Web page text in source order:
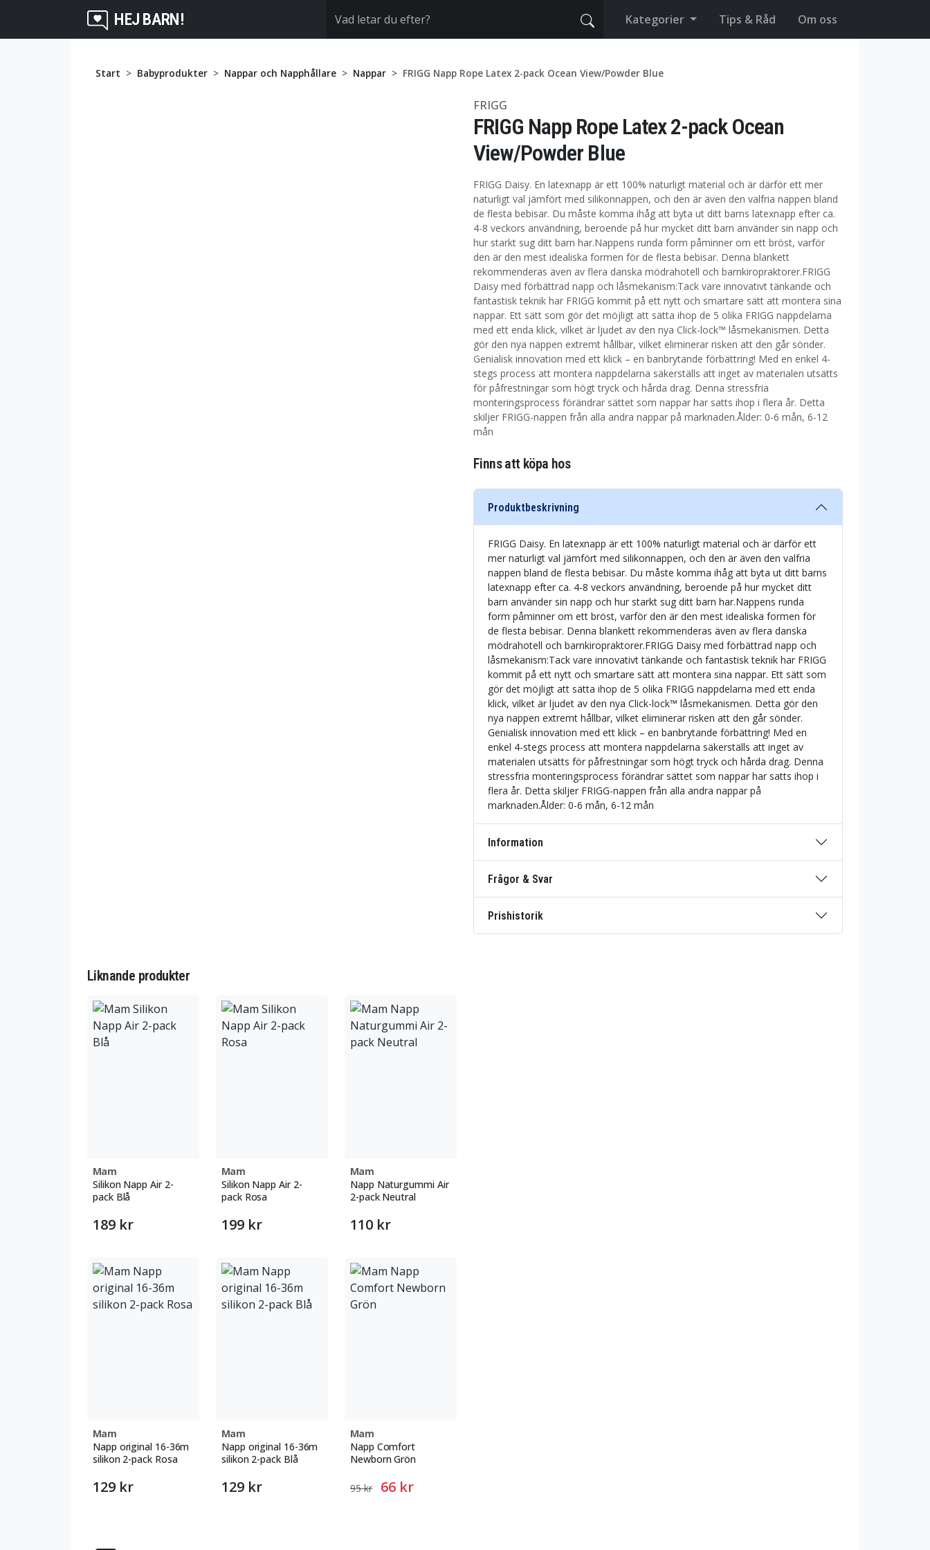
HEJ BARN! Kategorier Tips & Råd Om oss
Start Babyprodukter Nappar och Napphållare Nappar FRIGG Napp Rope Latex 2-pack Ocean View/Powder Blue
FRIGG
FRIGG Napp Rope Latex 2-pack Ocean
View/Powder Blue
FRIGG Daisy. En latexnapp är ett 100% naturligt material och är därför ett mer
naturligt val jämfört med silikonnappen, och den är även den valfria nappen bland
de flesta bebisar. Du måste komma ihåg att byta ut ditt barns latexnapp efter ca.
4-8 veckors användning, beroende på hur mycket ditt barn använder sin napp och
hur starkt sug ditt barn har.Nappens runda form påminner om ett bröst, varför
den är den mest idealiska formen för de flesta bebisar. Denna blankett
rekommenderas även av flera danska mödrahotell och barnkiropraktorer.FRIGG
Daisy med förbättrad napp och låsmekanism:Tack vare innovativt tänkande och
fantastisk teknik har FRIGG kommit på ett nytt och smartare sätt att montera sina
nappar. Ett sätt som gör det möjligt att sätta ihop de 5 olika FRIGG nappdelarna
med ett enda klick, vilket är ljudet av den nya Click-lock™ låsmekanismen. Detta
gör den nya nappen extremt hållbar, vilket eliminerar risken att den går sönder.
Genialisk innovation med ett klick – en banbrytande förbättring! Med en enkel 4-
stegs process att montera nappdelarna säkerställs att inget av materialen utsätts
för påfrestningar som högt tryck och hårda drag. Denna stressfria
monteringsprocess förändrar sättet som nappar har satts ihop i flera år. Detta
skiljer FRIGG-nappen från alla andra nappar på marknaden.Ålder: 0-6 mån, 6-12
mån
Finns att köpa hos
Produktbeskrivning
FRIGG Daisy. En latexnapp är ett 100% naturligt material och är därför ett
mer naturligt val jämfört med silikonnappen, och den är även den valfria
nappen bland de flesta bebisar. Du måste komma ihåg att byta ut ditt barns
latexnapp efter ca. 4-8 veckors användning, beroende på hur mycket ditt
barn använder sin napp och hur starkt sug ditt barn har.Nappens runda
form påminner om ett bröst, varför den är den mest idealiska formen för
de flesta bebisar. Denna blankett rekommenderas även av flera danska
mödrahotell och barnkiropraktorer.FRIGG Daisy med förbättrad napp och
låsmekanism:Tack vare innovativt tänkande och fantastisk teknik har FRIGG
kommit på ett nytt och smartare sätt att montera sina nappar. Ett sätt som
gör det möjligt att sätta ihop de 5 olika FRIGG nappdelarna med ett enda
klick, vilket är ljudet av den nya Click-lock™ låsmekanismen. Detta gör den
nya nappen extremt hållbar, vilket eliminerar risken att den går sönder.
Genialisk innovation med ett klick – en banbrytande förbättring! Med en
enkel 4-stegs process att montera nappdelarna säkerställs att inget av
materialen utsätts för påfrestningar som högt tryck och hårda drag. Denna
stressfria monteringsprocess förändrar sättet som nappar har satts ihop i
flera år. Detta skiljer FRIGG-nappen från alla andra nappar på
marknaden.Ålder: 0-6 mån, 6-12 mån
Information
Frågor & Svar
Prishistorik
Liknande produkter
Mam
Silikon Napp Air 2-
pack Blå
189 kr
Mam
Silikon Napp Air 2-
pack Rosa
199 kr
Mam
Napp Naturgummi Air
2-pack Neutral
110 kr
Mam
Napp original 16-36m
silikon 2-pack Rosa
129 kr
Mam
Napp original 16-36m
silikon 2-pack Blå
129 kr
Mam
Napp Comfort
Newborn Grön
95 kr 66 kr